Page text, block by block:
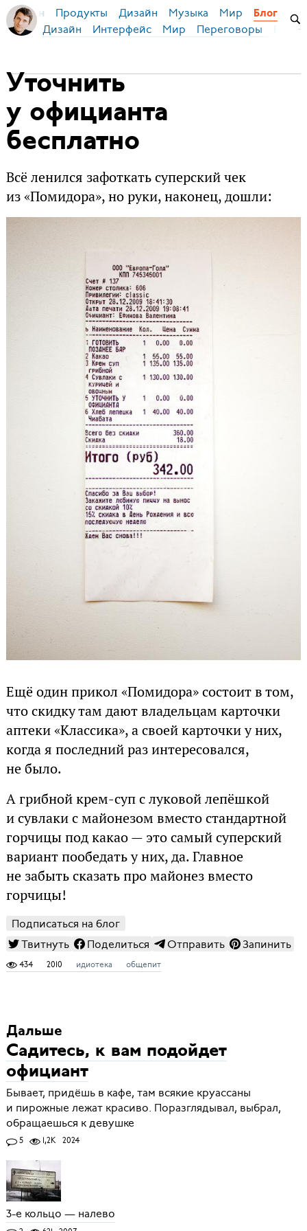
Бирман Продукты Дизайн Музыка Мир Блог
Дизайн Интерфейс Мир Переговоры
Уточнить
у официанта
бесплатно
Всё ленился зафоткать суперский чек
из «Помидора», но руки, наконец, дошли:
Ещё один прикол «Помидора» состоит в том,
что скидку там дают владельцам карточки
аптеки «Классика», а своей карточки у них,
когда я последний раз интересовался,
не было.
А грибной крем-суп с луковой лепёшкой
и сувлаки с майонезом вместо стандартной
горчицы под какао — это самый суперский
вариант пообедать у них, да. Главное
не забыть сказать про майонез вместо
горчицы!
Подписаться на блог
Твитнуть
Поделиться Отправить Запинить
434 2010 идиотека общепит
Дальше
Садитесь, к вам подойдет
официант
Бывает, придёшь в кафе, там всякие круассаны
и пирожные лежат красиво. Поразглядывал, выбрал,
обращаешься к девушке
5 1,2K 2024
3-е кольцо — налево